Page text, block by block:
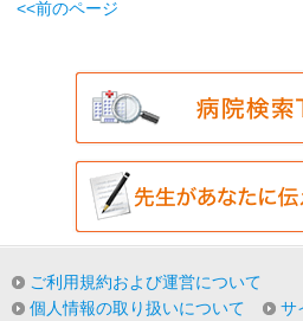
<<前のページ
ご利用規約および運営について
個人情報の取り扱いについて
サ